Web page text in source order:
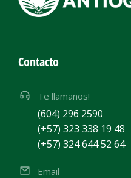
Contacto
Te llamanos!
(604) 296 2590
(+57) 323 338 19 48
(+57) 324 644 52 64
Email